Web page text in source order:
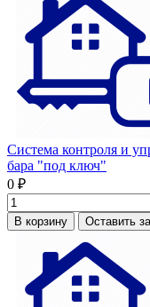
Система контроля и
бара "под ключ"
0 ₽
В корзину Оставить